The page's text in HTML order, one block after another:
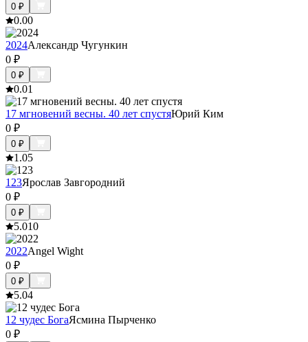
0 ₽
0.00
2024Александр Чугункин
0 ₽
0 ₽
0.01
17 мгновений весны. 40 лет спустяЮрий Ким
0 ₽
0 ₽
1.05
123Ярослав Завгородний
0 ₽
0 ₽
5.010
2022Angel Wight
0 ₽
0 ₽
5.04
12 чудес БогаЯсмина Пырченко
0 ₽